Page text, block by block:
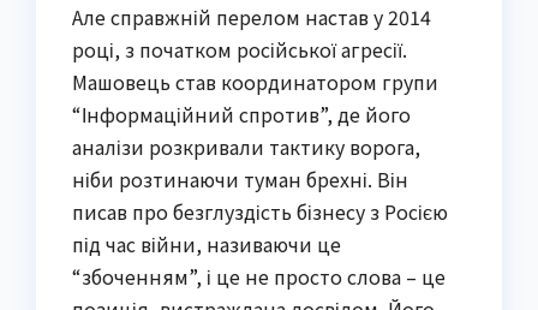
Але справжній перелом настав у 2014
році, з початком російської агресії.
Машовець став координатором групи
“Інформаційний спротив”, де його
аналізи розкривали тактику ворога,
ніби розтинаючи туман брехні. Він
писав про безглуздість бізнесу з Росією
під час війни, називаючи це
“збоченням”, і це не просто слова – це